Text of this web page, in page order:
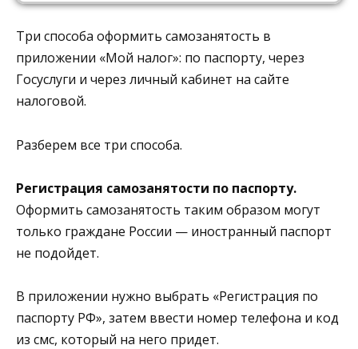
Три способа оформить самозанятость в
приложении «Мой налог»: по паспорту, через
Госуслуги и через личный кабинет на сайте
налоговой.
Разберем все три способа.
Регистрация самозанятости по паспорту.
Оформить самозанятость таким образом могут
только граждане России — иностранный паспорт
не подойдет.
В приложении нужно выбрать «Регистрация по
паспорту РФ», затем ввести номер телефона и код
из смс, который на него придет.